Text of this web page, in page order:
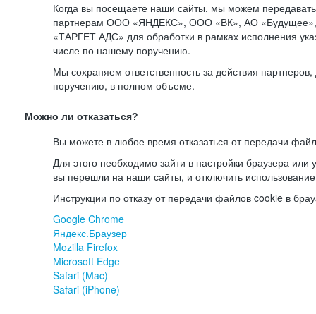
Когда вы посещаете наши сайты, мы можем
партнерам ООО «ЯНДЕКС», ООО «ВК», АО
«ТАРГЕТ АДС» для обработки в рамках исполнения
числе по нашему поручению.
Мы сохраняем ответственность за действия
поручению, в полном объеме.
Можно ли отказаться?
Вы можете в любое время отказаться от передачи
Для этого необходимо зайти в настройки браузера или
вы перешли на наши сайты, и отключить
Инструкции по отказу от передачи файлов cookie в
Google Chrome
Яндекс.Браузер
Mozilla Firefox
Microsoft Edge
Safari (Mac)
Safari (iPhone)